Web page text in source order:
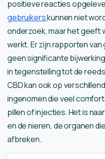
positieve reacties
gebruikerskunnen niet
onderzoek, maar het geeft
werkt. Er zijn rapporten
geen significante
in tegenstelling tot de
CBD kan ook op
ingenomen die veel
pillen of injecties. Het is
en de nieren, de organen
afbreken.